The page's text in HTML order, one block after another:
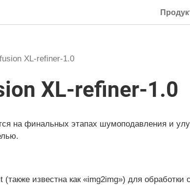
XL-refiner-1.0
XL-refiner-1.0
на финальных этапах шумоподавления и
(также известна как «img2img») для обработки